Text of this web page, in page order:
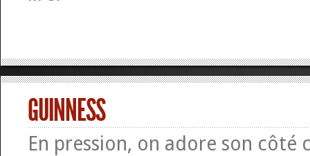
GUINNESS
En pression, on adore son